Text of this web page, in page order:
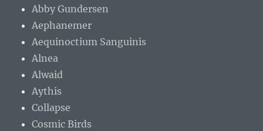
Abby Gundersen
Aephanemer
Aequinoctium Sanguinis
Alnea
Alwaid
Aythis
Collapse
Cosmic Birds